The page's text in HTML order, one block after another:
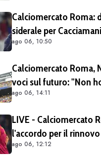
Calciomercato Roma:
siderale per Cacciamani
ago 06, 10:50
Calciomercato Roma,
voci sul futuro: "Non
lasciare il Lipsia. I
ago 06, 14:11
LIVE - Calciomercato
l'accordo per il
Prolungamento di un
ago 06, 12:12